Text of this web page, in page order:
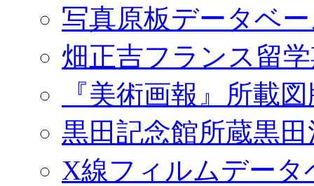
写真原板データベ
畑正吉フランス留
『美術画報』所載
黒田記念館所蔵黒
X線フィルムデータ